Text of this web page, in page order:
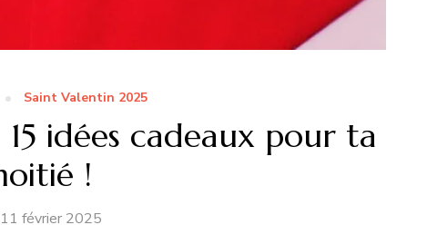
Saint Valentin 2025
idées cadeaux pour ta
!
11 février 2025